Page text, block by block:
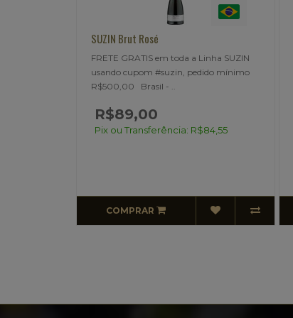
SUZIN Brut Rosé
FRETE GRATIS em toda a Linha SUZIN
usando cupom #suzin, pedido mínimo
R$500,00 Brasil - ..
R$89,00
Pix ou Transferência: R$84,55
COMPRAR